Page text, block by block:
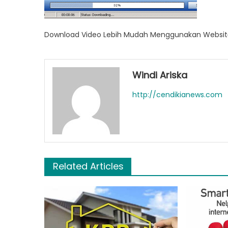
Download Video Lebih Mudah Menggunakan
Windi Ariska
http://cendikianews.com
Related Articles